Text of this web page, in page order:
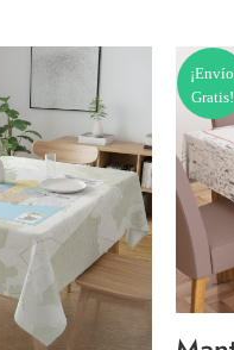
¡Envío
Gratis!